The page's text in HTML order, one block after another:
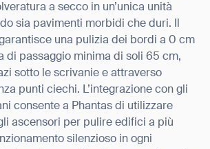
a secco in un’unica unità
sia pavimenti morbidi che duri. Il
una pulizia dei bordi a 0 cm
di passaggio minima di soli 65 cm,
sotto le scrivanie e attraverso
punti ciechi. L’integrazione con gli
consente a Phantas di utilizzare
ascensori per pulire edifici a più
silenzioso in ogni